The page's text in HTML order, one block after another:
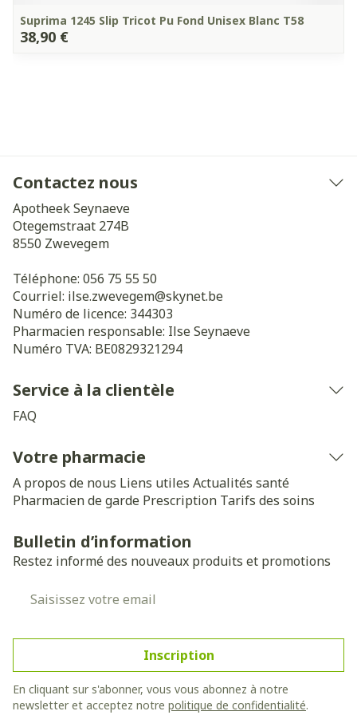
Suprima 1245 Slip Tricot Pu Fond Unisex Blanc T58
38,90 €
Contactez nous
Apotheek Seynaeve
Otegemstraat 274B
8550 Zwevegem
Téléphone: 056 75 55 50
Courriel: ilse.zwevegem@skynet.be
Numéro de licence: 344303
Pharmacien responsable: Ilse Seynaeve
Numéro TVA: BE0829321294
Service à la clientèle
FAQ
Votre pharmacie
A propos de nous Liens utiles Actualités santé
Pharmacien de garde Prescription Tarifs des soins
Bulletin d’information
Restez informé des nouveaux produits et promotions
Inscription
En cliquant sur s'abonner, vous vous abonnez à notre
newsletter et acceptez notre politique de confidentialité.